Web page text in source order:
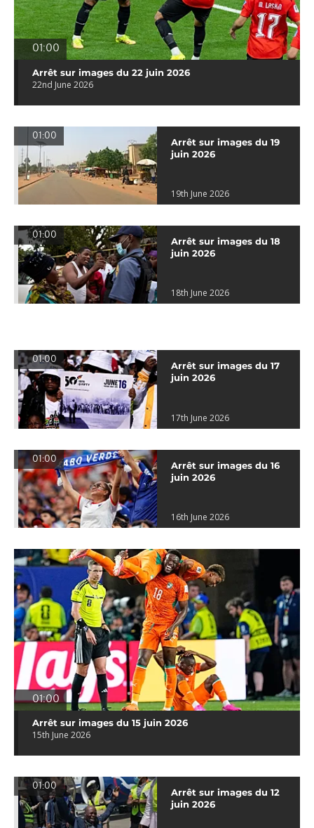
01:00
Arrêt sur images du 22 juin 2026
22nd June 2026
01:00
Arrêt sur images du 19
juin 2026
19th June 2026
01:00
Arrêt sur images du 18
juin 2026
18th June 2026
01:00
Arrêt sur images du 17
juin 2026
17th June 2026
01:00
Arrêt sur images du 16
juin 2026
16th June 2026
01:00
Arrêt sur images du 15 juin 2026
15th June 2026
01:00
Arrêt sur images du 12
juin 2026